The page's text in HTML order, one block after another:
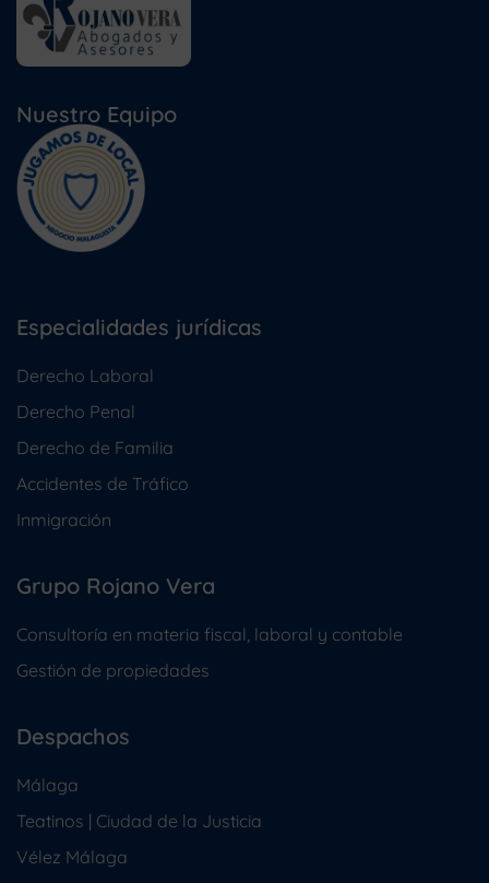
Nuestro Equipo
Especialidades jurídicas
Derecho Laboral
Derecho Penal
Derecho de Familia
Accidentes de Tráfico
Inmigración
Grupo Rojano Vera
Consultoría en materia fiscal, laboral y contable
Gestión de propiedades
Despachos
Málaga
Teatinos | Ciudad de la Justicia
Vélez Málaga